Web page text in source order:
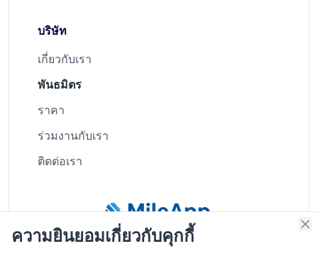
บริษัท
เกี่ยวกับเรา
พันธมิตร
ราคา
ร่วมงานกับเรา
ติดต่อเรา
SOC 2
ได้รับการรับรอง
ISO 27001
ความยินยอมเกี่ยวกับคุกกี้